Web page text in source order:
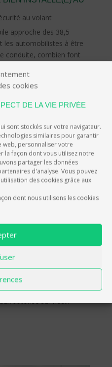
cookies
DE LA VIE PRIVÉE
sont stockés sur votre navigateur.
similaires pour garantir
personnaliser votre
la façon dont vous utilisez notre
partager les données
d'analyse. Vous pouvez
des cookies grâce aux
dont nous utilisons les cookies
au volant
approche des 38,5
les automobilistes à être
conduite, combien font
en vacances, le dos
AU VOLANT
au volant
conduire, il faut choisir »
l’alcool au volant
causes de mortalité sur
ayant un taux
autorisé sur nos...